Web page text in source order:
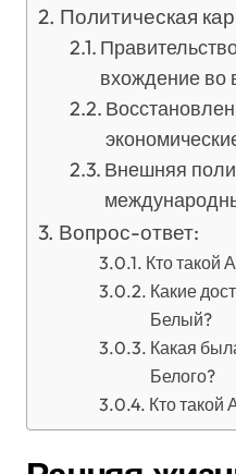
Политическая
вхождение во
Внешняя
Вопрос-ответ:
Кто такой
Какие
Белый?
Какая
Белого?
Кто такой